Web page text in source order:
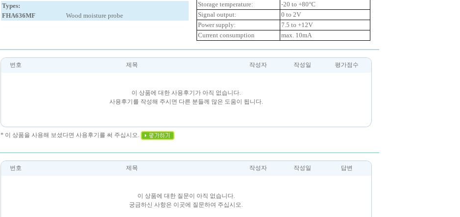
Types:
FHA636MF
Wood moisture probe
Storage temperature:
-20 to +80°C
Signal output:
0 to 2V
Power supply:
7.5 to +12V
Current consumption
max. 10mA
번호 제목 작성자 작성일 평가점수
이 상품에 대한 사용후기가 아직 없습니다.
사용후기를 작성해 주시면 다른 분들께 많은 도움이 됩니다.
* 이 상품을 사용해 보셨다면 사용후기를 써 주십시오.
번호 제목 작성자 작성일 답변
이 상품에 대한 질문이 아직 없습니다.
궁금하신 사항은 이곳에 질문하여 주십시오.